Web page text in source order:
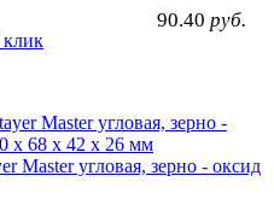
90.40 руб.
Master угловая, зерно - оксид